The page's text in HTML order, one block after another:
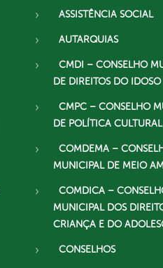
ASSISTÊNCIA SOCIAL
AUTARQUIAS
CMDI – CONSELHO
DE DIREITOS DO IDOSO
CMPC – CONSELHO
DE POLÍTICA CULTURAL
COMDEMA –
MUNICIPAL DE MEIO
COMDICA –
MUNICIPAL DOS
CRIANÇA E DO
CONSELHOS